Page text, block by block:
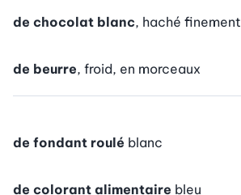
de chocolat blanc, haché finement
de beurre, froid, en morceaux
de fondant roulé blanc
de colorant alimentaire bleu